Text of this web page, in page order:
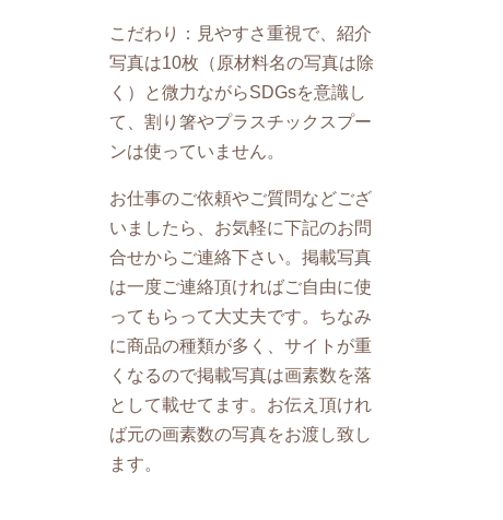
こだわり：見やすさ重視で、紹介
写真は10枚（原材料名の写真は除
く）と微力ながらSDGsを意識し
て、割り箸やプラスチックスプー
ンは使っていません。
お仕事のご依頼やご質問などござ
いましたら、お気軽に下記のお問
合せからご連絡下さい。掲載写真
は一度ご連絡頂ければご自由に使
ってもらって大丈夫です。ちなみ
に商品の種類が多く、サイトが重
くなるので掲載写真は画素数を落
として載せてます。お伝え頂けれ
ば元の画素数の写真をお渡し致し
ます。